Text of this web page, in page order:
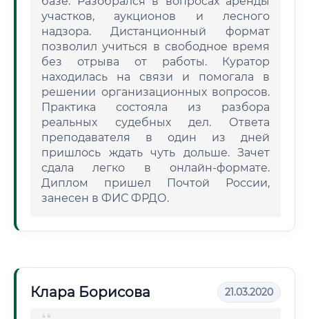
участков, аукционов и лесного
надзора. Дистанционный формат
позволил учиться в свободное время
без отрыва от работы. Куратор
находилась на связи и помогала в
решении организационных вопросов.
Практика состояла из разбора
реальных судебных дел. Ответа
преподавателя в один из дней
пришлось ждать чуть дольше. Зачет
сдала легко в онлайн-формате.
Диплом пришел Почтой России,
занесен в ФИС ФРДО.
Клара Борисова 21.03.2020